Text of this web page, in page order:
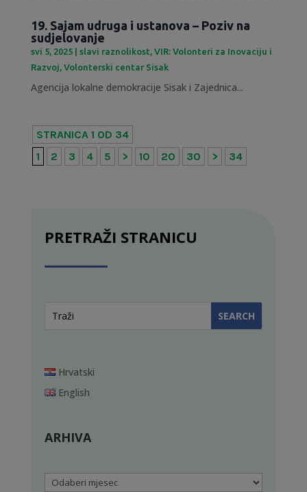
19. Sajam udruga i ustanova – Poziv na
sudjelovanje
svi 5, 2025| slavi raznolikost, VIR: Volonteri za Inovaciju i
Razvoj, Volonterski centar Sisak
Agencija lokalne demokracije Sisak i Zajednica...
STRANICA 1 OD 34
1
2 3 4 5 > 10 20 30 > 34
PRETRAŽI STRANICU
Hrvatski
English
ARHIVA
Arhiva